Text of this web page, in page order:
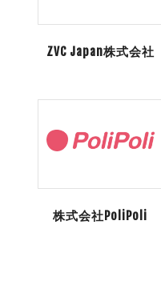
ZVC Japan株式会社
株式会社PoliPoli